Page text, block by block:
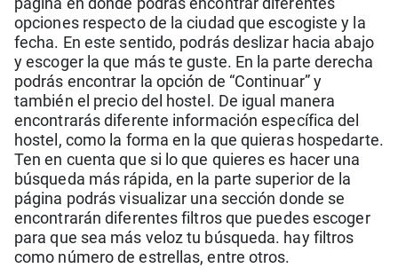
página en donde podrás encontrar diferentes
opciones respecto de la ciudad que escogiste y la
fecha. En este sentido, podrás deslizar hacia abajo
y escoger la que más te guste. En la parte derecha
podrás encontrar la opción de “Continuar” y
también el precio del hostel. De igual manera
encontrarás diferente información específica del
hostel, como la forma en la que quieras hospedarte.
Ten en cuenta que si lo que quieres es hacer una
búsqueda más rápida, en la parte superior de la
página podrás visualizar una sección donde se
encontrarán diferentes filtros que puedes escoger
para que sea más veloz tu búsqueda. hay filtros
como número de estrellas, entre otros.